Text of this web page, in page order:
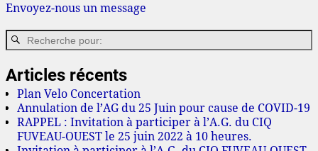
Envoyez-nous un message
Articles récents
Plan Velo Concertation
Annulation de l’AG du 25 Juin pour cause de COVID-19
RAPPEL : Invitation à participer à l’A.G. du CIQ
FUVEAU-OUEST le 25 juin 2022 à 10 heures.